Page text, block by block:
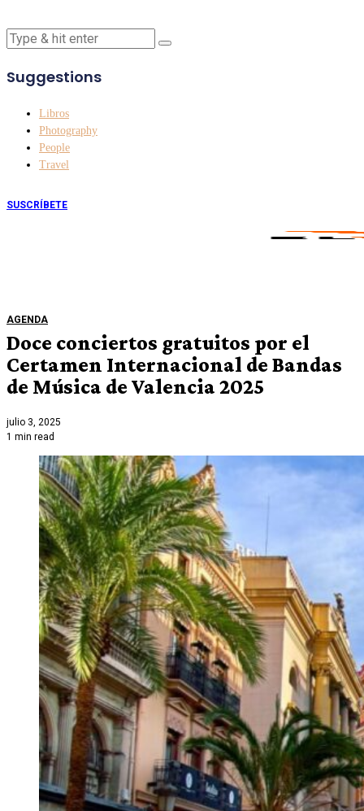
Suggestions
Libros
Photography
People
Travel
SUSCRÍBETE
AGENDA
Doce conciertos gratuitos por el
Certamen Internacional de Bandas
de Música de Valencia 2025
julio 3, 2025
1 min read